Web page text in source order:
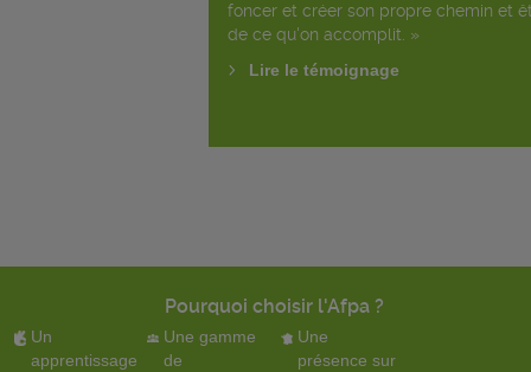
foncer et créer son propre chemin et
de ce qu'on accomplit. »
Lire le témoignage
Pourquoi choisir l'Afpa ?
Un
apprentissage
Une gamme
de
Une
présence sur